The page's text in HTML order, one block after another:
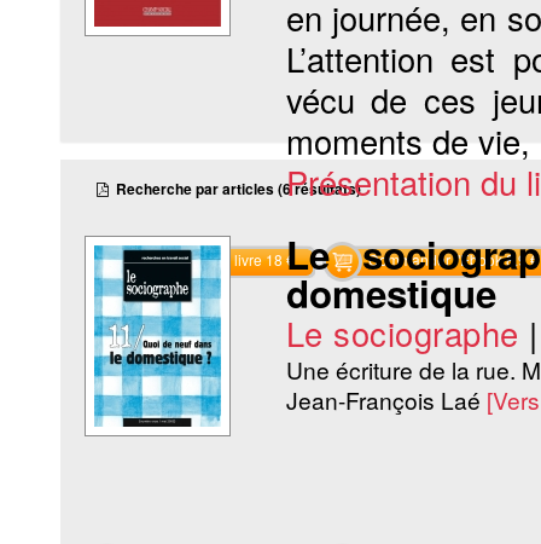
en journée, en
L’attention est
vécu de ces
moments de
Présentation du
Commander le livre 18 € Commander l'Ebook 8.9 €
Recherche par articles (6 résultats)
Le
domestique
Le sociographe
Une écriture de la rue.
Jean-François Laé